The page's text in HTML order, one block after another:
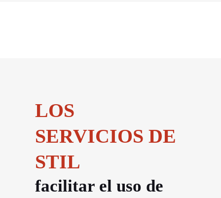
LOS
SERVICIOS DE
STIL
facilitar el uso de